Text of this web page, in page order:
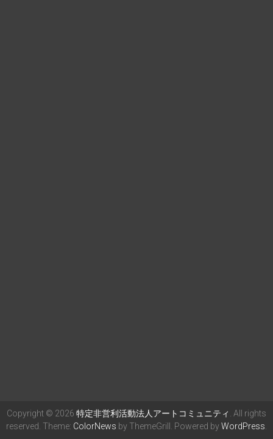
Copyright © 2026 特定非営利活動法人アートコミュニティ . All rights
reserved. Theme: ColorNews by ThemeGrill. Powered byWordPress.